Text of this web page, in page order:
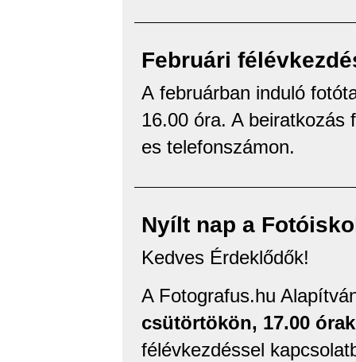
Februári
A februárban induló
16.00 óra. A beiratkozás
es telefonszámon.
Nyílt nap a
Kedves Érdeklődők!
A Fotografus.hu
csütörtökön, 17.00
félévkezdéssel